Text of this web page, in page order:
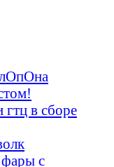
в сборе
с